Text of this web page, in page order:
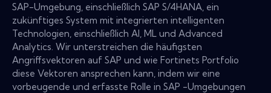
SAP-Umgebung, einschließlich SAP S/4HANA, ein
zukünftiges System mit integrierten intelligenten
Technologien, einschließlich AI, ML und Advanced
Analytics. Wir unterstreichen die häufigsten
Angriffsvektoren auf SAP und wie Fortinets Portfolio
diese Vektoren ansprechen kann, indem wir eine
vorbeugende und erfasste Rolle in SAP -Umgebungen